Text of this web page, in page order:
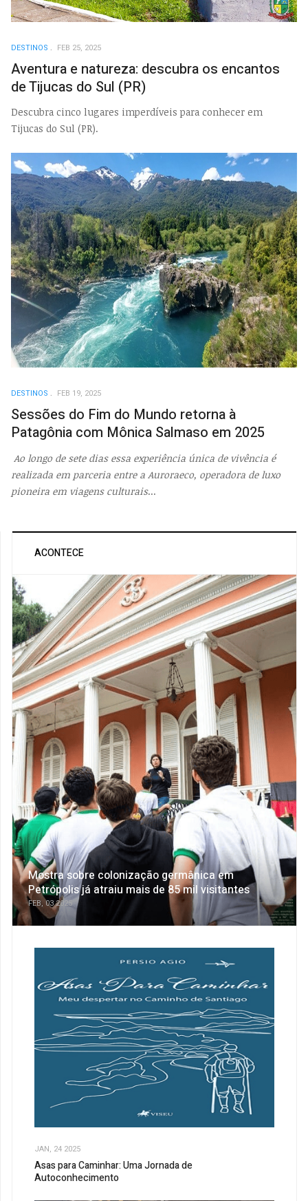
DESTINOS FEB 25, 2025
Aventura e natureza: descubra os encantos
de Tijucas do Sul (PR)
Descubra cinco lugares imperdíveis para conhecer em
Tijucas do Sul (PR).
DESTINOS FEB 19, 2025
Sessões do Fim do Mundo retorna à
Patagônia com Mônica Salmaso em 2025
Ao longo de sete dias essa experiência única de vivência é
realizada em parceria entre a Auroraeco, operadora de luxo
pioneira em viagens culturais...
ACONTECE
Mostra sobre colonização germânica em
Petrópolis já atraiu mais de 85 mil visitantes
FEB, 03 2025
JAN, 24 2025
Asas para Caminhar: Uma Jornada de
Autoconhecimento